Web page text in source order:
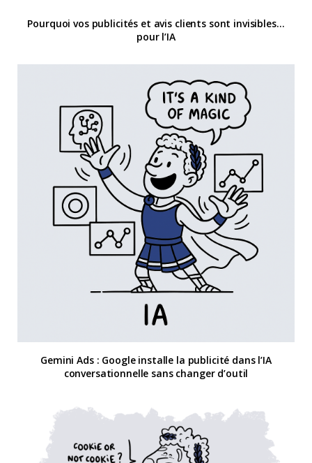
Pourquoi vos publicités et avis clients sont invisibles…
pour l’IA
Gemini Ads : Google installe la publicité dans l’IA
conversationnelle sans changer d’outil